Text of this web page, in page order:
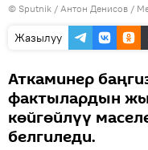
© Sputnik / Антон Денисов /
Жазылуу
Аткаминер
фактылардын
көйгөйлүү
белгиледи.